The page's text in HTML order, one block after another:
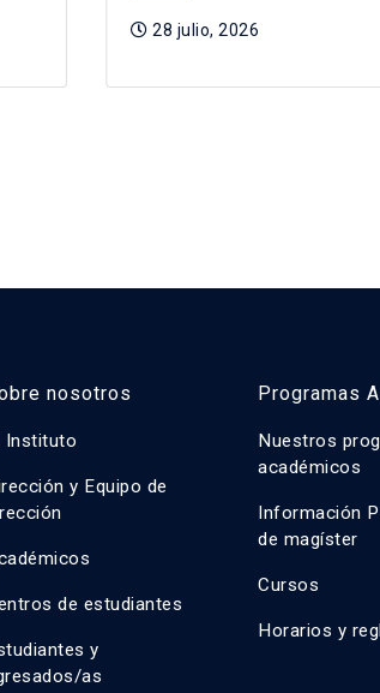
28 julio, 2026
nosotros
Instituto
y Equipo de
de estudiantes
y
as
Programas
Nuestros
académicos
Información
de magíster
Cursos
Horarios y